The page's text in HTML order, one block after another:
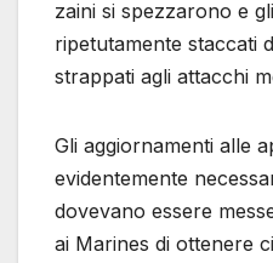
zaini si spezzarono e
ripetutamente staccati
strappati agli attacchi
Gli aggiornamenti alle
evidentemente
dovevano essere
ai Marines di ottenere